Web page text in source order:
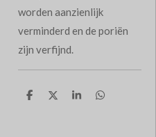
worden aanzienlijk
verminderd en de poriën
zijn verfijnd.
D
D
S
D